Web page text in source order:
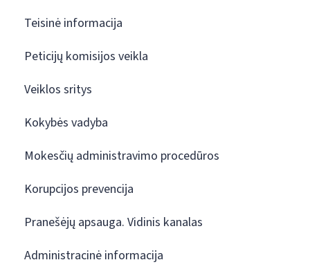
Teisinė informacija
Peticijų komisijos veikla
Veiklos sritys
Kokybės vadyba
Mokesčių administravimo procedūros
Korupcijos prevencija
Pranešėjų apsauga. Vidinis kanalas
Administracinė informacija